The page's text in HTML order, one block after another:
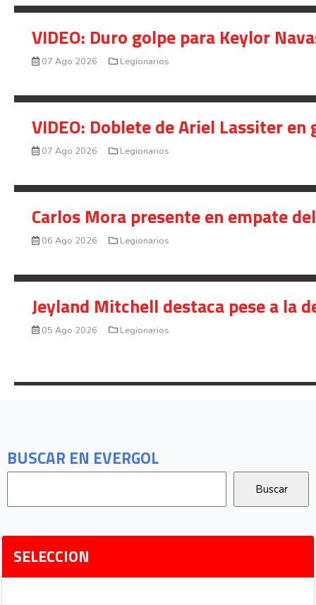
BUSCAR EN EVERGOL
SELECCION
VIDEO: Duro golpe para Keylor
07 Ago 2026 Legionarios
VIDEO: Doblete de Ariel Lassiter
07 Ago 2026 Legionarios
Carlos Mora presente en empate
06 Ago 2026 Legionarios
Jeyland Mitchell destaca pese a la
05 Ago 2026 Legionarios